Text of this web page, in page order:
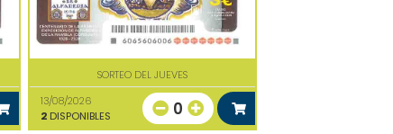
SORTEO DEL JUEVES
13/08/2026
2DISPONIBLES 0